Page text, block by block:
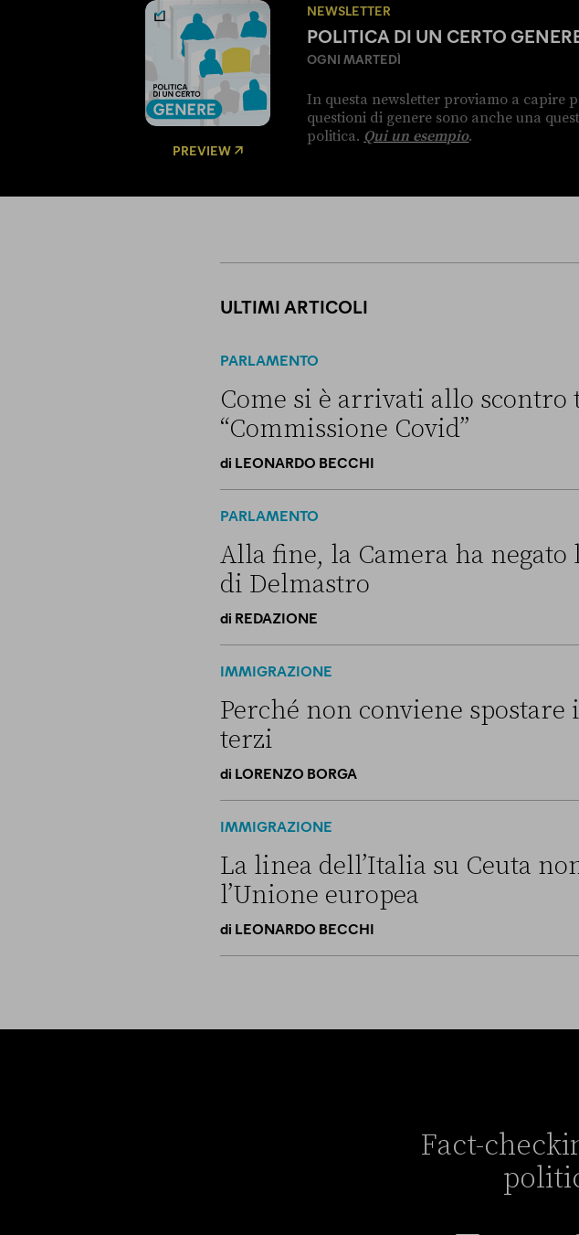
PREVIEW
NEWSLETTER
POLITICA DI UN CERTO
OGNI MARTEDÌ
In questa newsletter proviamo a capire
questioni di genere sono anche una
politica. Qui un esempio.
ULTIMI ARTICOLI
PARLAMENTO
Come si è arrivati allo scontro
“Commissione Covid”
di LEONARDO BECCHI
PARLAMENTO
Alla fine, la Camera ha negato
di Delmastro
di REDAZIONE
IMMIGRAZIONE
Perché non conviene
terzi
di LORENZO BORGA
IMMIGRAZIONE
La linea dell’Italia su Ceuta
l’Unione europea
di LEONARDO BECCHI
Fact-